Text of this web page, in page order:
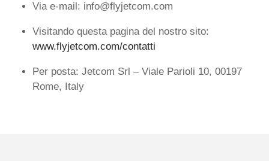
Via e-mail: info@flyjetcom.com
Visitando questa pagina del nostro sito:
www.flyjetcom.com/contatti
Per posta: Jetcom Srl – Viale Parioli 10, 00197
Rome, Italy